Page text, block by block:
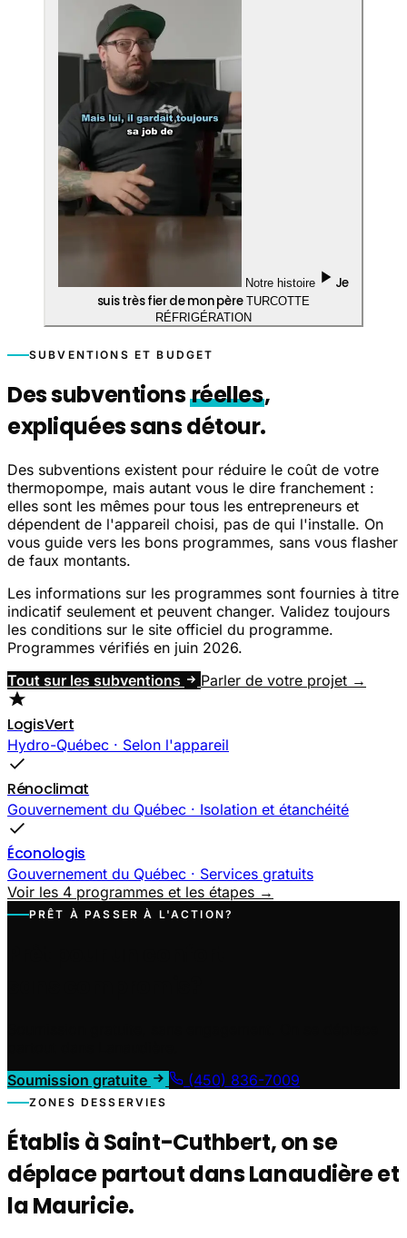
Notre histoire
Je
suis très fier de mon pèreTURCOTTE
RÉFRIGÉRATION
SUBVENTIONS ET BUDGET
Des subventionsréelles,
expliquées sans détour.
Des subventions existent pour réduire le coût de votre
thermopompe, mais autant vous le dire franchement :
elles sont les mêmes pour tous les entrepreneurs et
dépendent de l'appareil choisi, pas de qui l'installe. On
vous guide vers les bons programmes, sans vous flasher
de faux montants.
Les informations sur les programmes sont fournies à titre
indicatif seulement et peuvent changer. Validez toujours
les conditions sur le site officiel du programme.
Programmes vérifiés en juin 2026.
Tout sur les subventions
Parler de votre projet →
LogisVert
Hydro-Québec · Selon l'appareil
Rénoclimat
Gouvernement du Québec · Isolation et étanchéité
Éconologis
Gouvernement du Québec · Services gratuits
Voir les 4 programmes et les étapes →
PRÊT À PASSER À L'ACTION?
Soumission gratuite
(450) 836-7009
ZONES DESSERVIES
Établis à Saint-Cuthbert, on se
déplace partout dans Lanaudière et
la Mauricie.